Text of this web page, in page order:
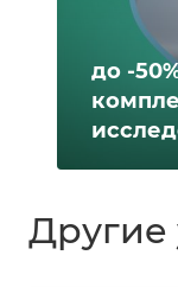
до -
Другие